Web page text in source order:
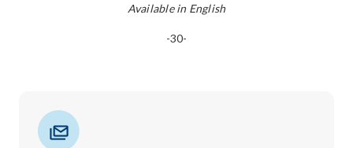
Available in English
-30-